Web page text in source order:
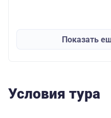
Показать
Условия тура